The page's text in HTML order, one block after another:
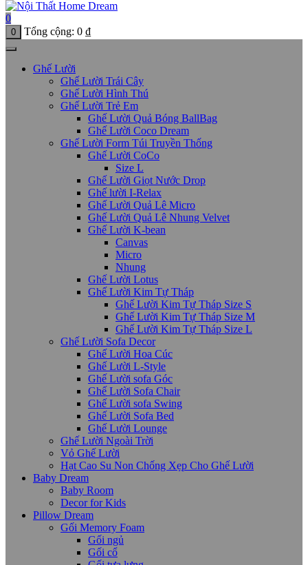
0
0 Tổng cộng: 0 ₫
Ghế Lười
Ghế Lười Trái Cây
Ghế Lười Hình Thú
Ghế Lười Trẻ Em
Ghế Lười Quả Bóng BallBag
Ghế Lười Coco Dream
Ghế Lười Form Túi Truyền Thống
Ghế Lười CoCo
Size L
Ghế Lười Giọt Nước Drop
Ghế lười I-Relax
Ghế Lười Quả Lê Micro
Ghế Lười Quả Lê Nhung Velvet
Ghế Lười K-bean
Canvas
Micro
Nhung
Ghế Lười Lotus
Ghế Lười Kim Tự Tháp
Ghế Lười Kim Tự Tháp Size S
Ghế Lười Kim Tự Tháp Size M
Ghế Lười Kim Tự Tháp Size L
Ghế Lười Sofa Decor
Ghế Lười Hoa Cúc
Ghế Lười L-Style
Ghế Lười sofa Góc
Ghế Lười Sofa Chair
Ghế Lười sofa Swing
Ghế Lười Sofa Bed
Ghế Lười Lounge
Ghế Lười Ngoài Trời
Vỏ Ghế Lười
Hạt Cao Su Non Chống Xẹp Cho Ghế Lười
Baby Dream
Baby Room
Decor for Kids
Pillow Dream
Gối Memory Foam
Gối ngủ
Gối cổ